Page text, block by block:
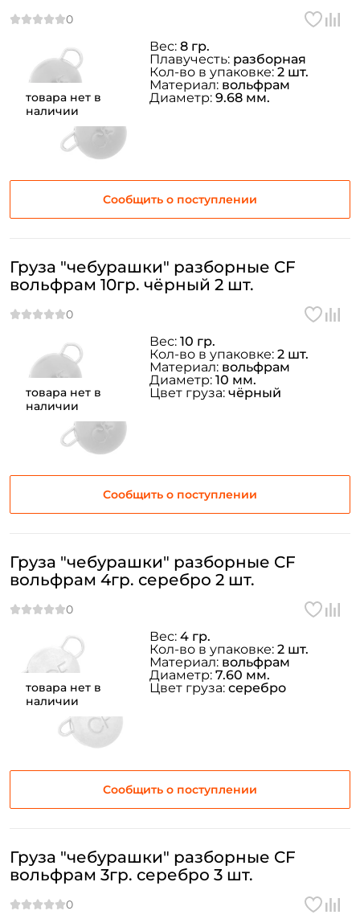
товара нет в
наличии
Сообщить о поступлении
Вес: 8 гр.
Плавучесть: разборная
Кол-во в упаковке:2 шт.
Материал: вольфрам
Диаметр: 9.68 мм.
товара нет в
наличии
Груза "чебурашки" разборные CF
вольфрам 10гр. чёрный 2 шт.
Сообщить о поступлении
Вес: 10 гр.
Кол-во в упаковке: 2 шт.
Материал: вольфрам
Диаметр: 10 мм.
Цвет груза: чёрный
товара нет в
наличии
Груза "чебурашки" разборные CF
вольфрам 4гр. серебро 2 шт.
Сообщить о поступлении
Вес: 4 гр.
Кол-во в упаковке: 2 шт.
Материал: вольфрам
Диаметр: 7.60 мм.
Цвет груза: серебро
Груза "чебурашки" разборные CF
вольфрам 3гр. серебро 3 шт.